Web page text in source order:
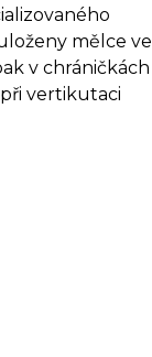
mělce ve
v chráničkách
vertikutaci